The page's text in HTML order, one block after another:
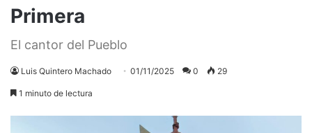
Primera
El cantor del Pueblo
Luis Quintero Machado 01/11/2025 0 29
1 minuto de lectura